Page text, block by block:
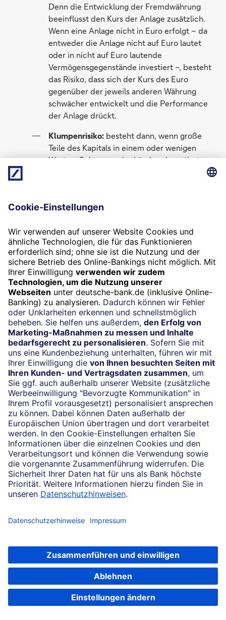
Fonds-Sparplan eröffnen
Denn die Entwicklung der Fremdwährung
beeinflusst den Kurs der Anlage zusätzlich.
Wenn eine Anlage nicht in Euro erfolgt – da
entweder die Anlage nicht auf Euro lautet
oder in nicht auf Euro lautende
Vermögensgegenstände investiert –, besteht
das Risiko, dass sich der Kurs des Euro
gegenüber der jeweils anderen Währung
schwächer entwickelt und die Performance
der Anlage drückt.
Klumpenrisiko: besteht dann, wenn große
Teile des Kapitals in einem oder wenigen
Werten, Sektoren oder Ländern investiert
sind. Der Wert des Gesamtvermögens atmet
Vermögen in eine Unternehmensanleihe, ist
Unternehmens gebunden. Kann der Emittent
beispielsweise seinen
Zahlungsverpflichtungen nicht mehr
nachkommen, kann er die Anleihe nur
teilweise oder gar nicht zurückzahlen – es
droht ein Totalverlust.
Anlagerisiken lassen sich aber durch Folgendes
reduzieren:
Diversifizieren Sie:Streuen Sie Ihr Geld je nach
Risikobereitschaft über verschiedene
Anlageklassen wie Aktien, Fonds und ETFs. Auch
im maxblue Wertpapier Sparplan sind
Kombinationen von mehreren Wertpapieren
möglich.
Legen Sie langfristig an:Enthält eine Anlage ein
Kursrisiko, kann dieses umso geringer werden, je
länger der Anlagezeitraum ist.
Legen Sie regelmäßig an:Zum Beispiel können
Sie über einen Wertpapiersparplan jeden Monat
kaufen. Sind die Kurse niedrig, können Sie eine
weniger Anteile. Durch diesen „Cost-Average-
Effekt" kann das Risiko, einen ungünstigen
Einstiegszeitpunkt zu erwischen, reduziert
werden.